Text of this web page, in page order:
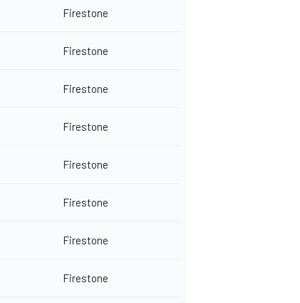
Firestone
Firestone
Firestone
Firestone
Firestone
Firestone
Firestone
Firestone